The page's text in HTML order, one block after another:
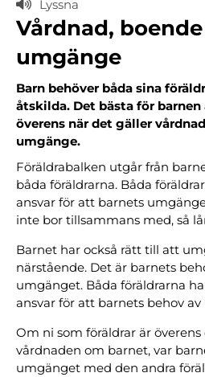
Lyssna
Vårdnad,
umgänge
Barn behöver båda sina
åtskilda. Det bästa för barnen
överens när det gäller
umgänge.
Föräldrabalken utgår från
båda föräldrarna. Båda
ansvar för att barnets
inte bor tillsammans med, så
Barnet har också rätt till att
närstående. Det är barnets
umgänget. Båda föräldrarna
ansvar för att barnets behov
Om ni som föräldrar är
vårdnaden om barnet, var
umgänget med den andra